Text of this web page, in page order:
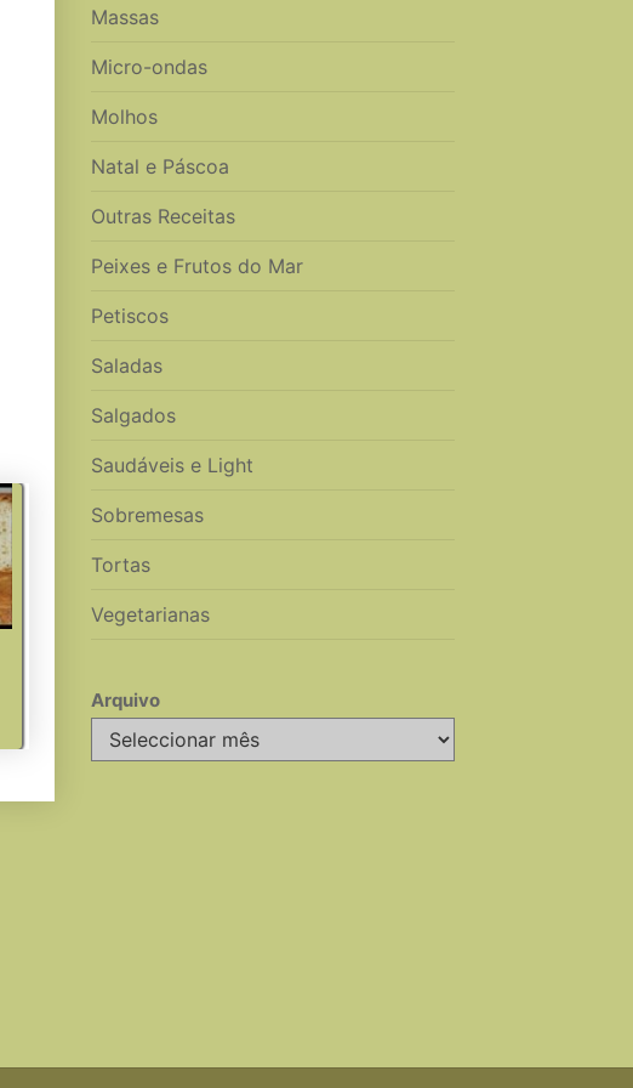
Massas
Micro-ondas
Molhos
Natal e Páscoa
Outras Receitas
Peixes e Frutos do Mar
Petiscos
Saladas
Salgados
Saudáveis e Light
Sobremesas
Tortas
Vegetarianas
Arquivo
Arquivo